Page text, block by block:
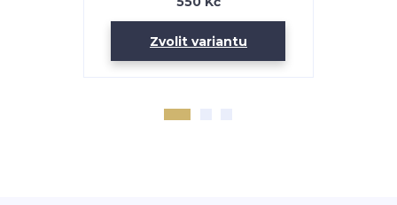
Zvolit variantu